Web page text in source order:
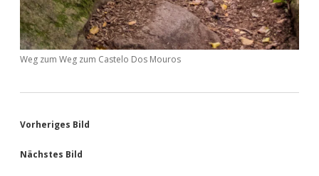
Weg zum Weg zum Castelo Dos Mouros
Vorheriges Bild
Nächstes Bild